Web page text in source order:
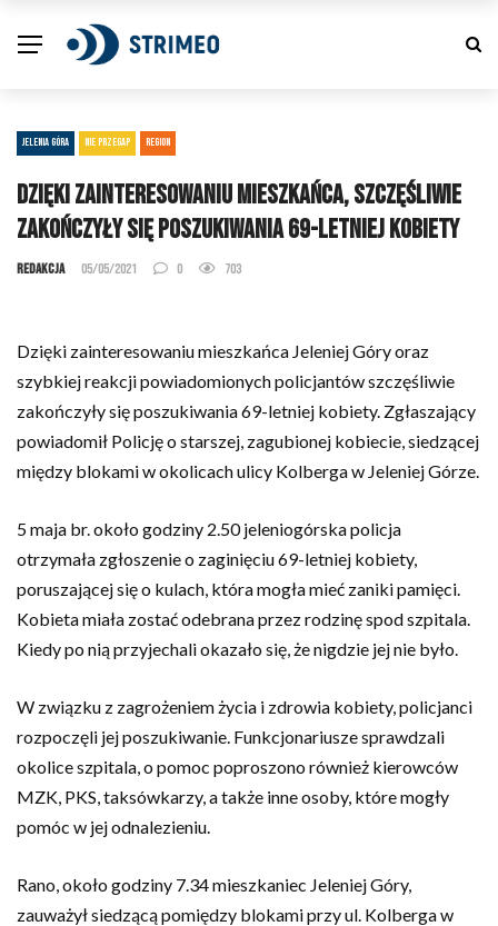
JELENIA GÓRA NIE PRZEGAP REGION
Dzięki zainteresowaniu mieszkańca, szczęśliwie
zakończyły się poszukiwania 69-letniej kobiety
Redakcja 05/05/2021 0 703
Dzięki zainteresowaniu mieszkańca Jeleniej Góry oraz
szybkiej reakcji powiadomionych policjantów szczęśliwie
zakończyły się poszukiwania 69-letniej kobiety. Zgłaszający
powiadomił Policję o starszej, zagubionej kobiecie, siedzącej
między blokami w okolicach ulicy Kolberga w Jeleniej Górze.
5 maja br. około godziny 2.50 jeleniogórska policja
otrzymała zgłoszenie o zaginięciu 69-letniej kobiety,
poruszającej się o kulach, która mogła mieć zaniki pamięci.
Kobieta miała zostać odebrana przez rodzinę spod szpitala.
Kiedy po nią przyjechali okazało się, że nigdzie jej nie było.
W związku z zagrożeniem życia i zdrowia kobiety, policjanci
rozpoczęli jej poszukiwanie. Funkcjonariusze sprawdzali
okolice szpitala, o pomoc poproszono również kierowców
MZK, PKS, taksówkarzy, a także inne osoby, które mogły
pomóc w jej odnalezieniu.
Rano, około godziny 7.34 mieszkaniec Jeleniej Góry,
zauważył siedzącą pomiędzy blokami przy ul. Kolberga w